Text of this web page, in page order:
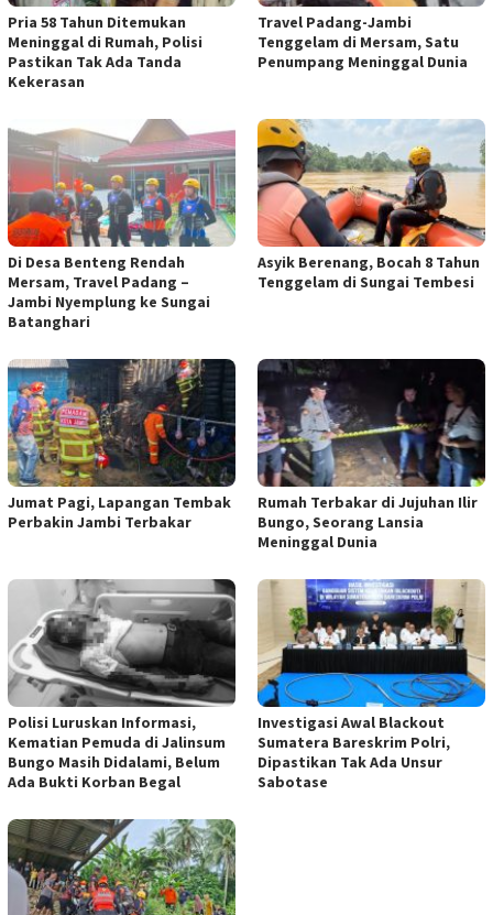
Pria 58 Tahun Ditemukan
Meninggal di Rumah, Polisi
Pastikan Tak Ada Tanda
Kekerasan
Travel Padang-Jambi
Tenggelam di Mersam, Satu
Penumpang Meninggal Dunia
Di Desa Benteng Rendah
Mersam, Travel Padang –
Jambi Nyemplung ke Sungai
Batanghari
Asyik Berenang, Bocah 8 Tahun
Tenggelam di Sungai Tembesi
Jumat Pagi, Lapangan Tembak
Perbakin Jambi Terbakar
Rumah Terbakar di Jujuhan Ilir
Bungo, Seorang Lansia
Meninggal Dunia
Polisi Luruskan Informasi,
Kematian Pemuda di Jalinsum
Bungo Masih Didalami, Belum
Ada Bukti Korban Begal
Investigasi Awal Blackout
Sumatera Bareskrim Polri,
Dipastikan Tak Ada Unsur
Sabotase